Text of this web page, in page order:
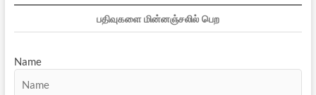
பதிவுகளை மின்னஞ்சலில் பெற
Name